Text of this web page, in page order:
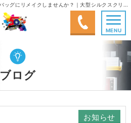
横断幕や懸垂幕を再活用！丈夫な幕をバッグにリメイクしませんか？｜大型シルクスクリーン印刷、大型インクジェット出力、塗画(手書き)｜有限会社大蔵プロセス
MENU
ブログ
お知らせ